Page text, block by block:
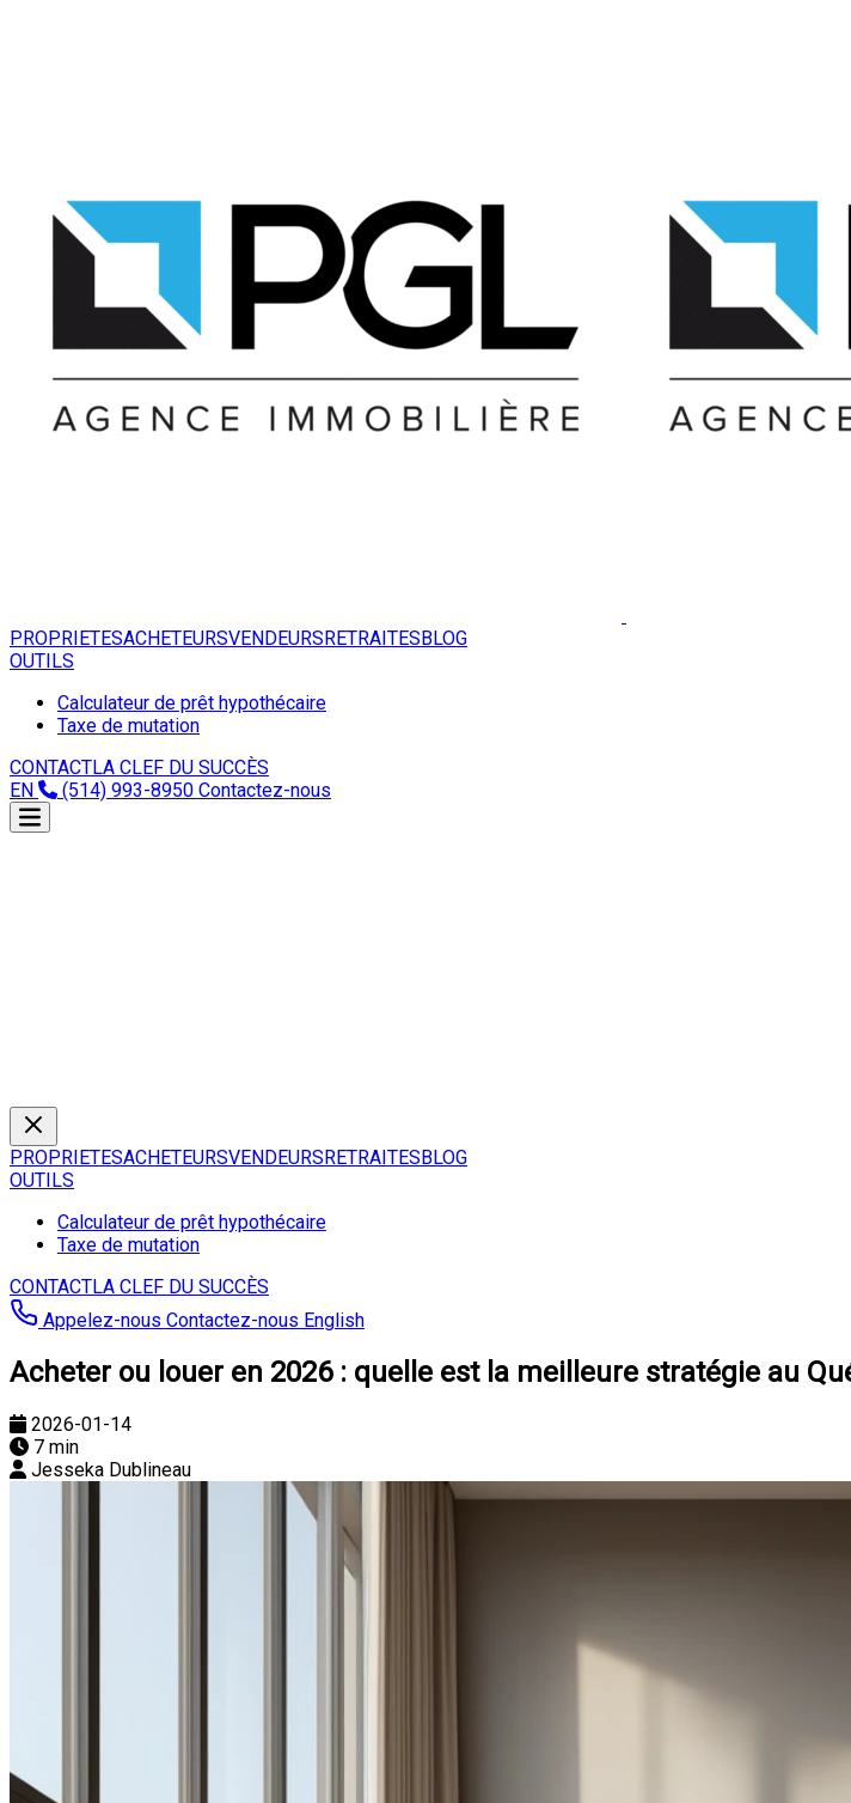
PROPRIETESACHETEURSVENDEURSRETRAITESBLOG
OUTILS
Calculateur de prêt hypothécaire
Taxe de mutation
CONTACTLA CLEF DU SUCCÈS
EN
(514) 993-8950 Contactez-nous
PROPRIETESACHETEURSVENDEURSRETRAITESBLOG
OUTILS
Calculateur de prêt hypothécaire
Taxe de mutation
CONTACTLA CLEF DU SUCCÈS
Appelez-nous Contactez-nous English
Acheter ou louer en 2026 : quelle est la meilleure stratégie au
2026-01-14
7 min
Jesseka Dublineau